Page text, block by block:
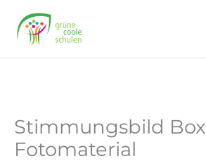
content
Stimmungsbild Box
Fotomaterial